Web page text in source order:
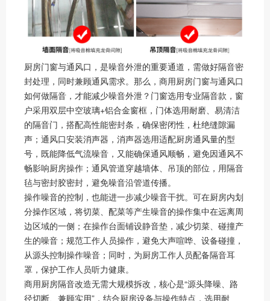
厨房门窗与通风口，是噪音外泄的重要通道，需做好隔音密
封处理，同时兼顾通风需求。那么，商用厨房门窗与通风口
如何做隔音，才能减少噪音外泄？门窗选用专业隔音款，窗
户采用双层中空玻璃+铝合金窗框，门体选用耐磨、易清洁
的隔音门，搭配高性能密封条，确保密闭性，杜绝缝隙漏
声；通风口安装消声器，消声器选用适配厨房通风量的型
号，既能降低气流噪音，又能确保通风顺畅，避免因通风不
畅影响厨房操作；通风管道穿越墙体、吊顶的部位，用隔音
毡与密封胶密封，避免噪音沿管道传播。
操作噪音的控制，也能进一步减少噪音干扰。可在厨房内划
分操作区域，将切菜、配菜等产生噪音的操作集中在远离周
边区域的一侧；在操作台面铺设静音垫，减少切菜、碰撞产
生的噪音；规范工作人员操作，避免大声喧哗、设备碰撞，
从源头控制操作噪音；同时，为厨房工作人员配备隔音耳
罩，保护工作人员听力健康。
商用厨房隔音改造无需大规模拆改，核心是“源头降噪、路
径切断、兼顾实用”，结合厨房设备与操作特点，选用耐